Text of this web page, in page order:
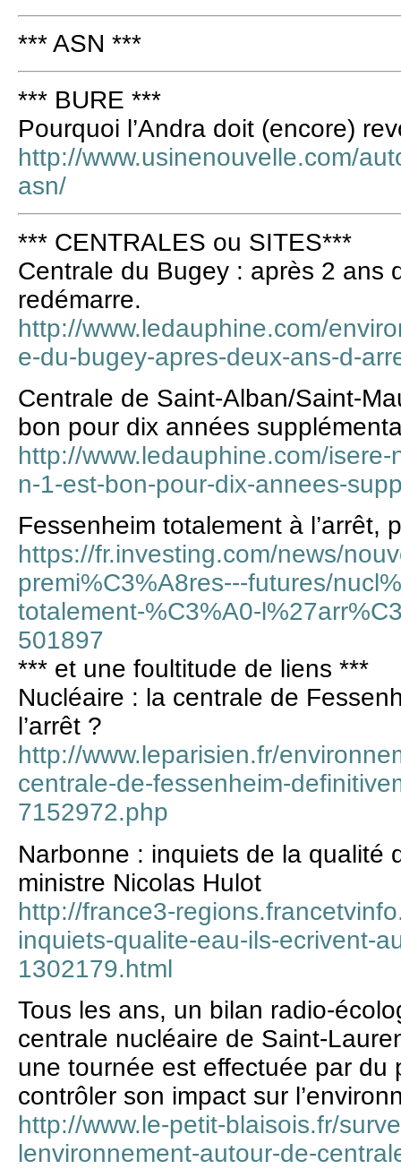
*** ASN ***
*** BURE ***
Pourquoi l’Andra doit (encore)
http://www.usinenouvelle.com/
asn/
*** CENTRALES ou SITES***
Centrale du Bugey : après 2 ans
redémarre.
http://www.ledauphine.com/
e-du-bugey-apres-deux-ans-d-
Centrale de Saint-Alban/Saint-
bon pour dix années
http://www.ledauphine.com/
n-1-est-bon-pour-dix-annees-
Fessenheim totalement à l’arrêt,
https://fr.investing.com/news/
premi%C3%A8res---futures/
totalement-%C3%A0-
501897
*** et une foultitude de liens ***
Nucléaire : la centrale de
l’arrêt ?
http://www.leparisien.fr/
centrale-de-fessenheim-
7152972.php
Narbonne : inquiets de la qualité
ministre Nicolas Hulot
http://france3-
inquiets-qualite-eau-ils-ecrivent-
1302179.html
Tous les ans, un bilan radio-
centrale nucléaire de Saint-
une tournée est effectuée par du
contrôler son impact sur
http://www.le-petit-blaisois.fr/
lenvironnement-autour-de-